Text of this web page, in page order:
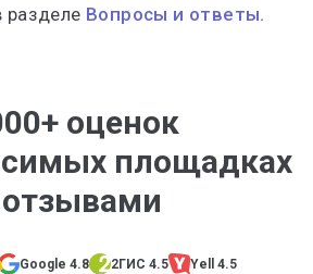
разделе Вопросы и ответы.
оценок
площадках
Google 4.8 2ГИС 4.5 Yell 4.5